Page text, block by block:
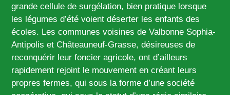
grande cellule de surgélation, bien pratique lorsque
les légumes d’été voient déserter les enfants des
écoles. Les communes voisines de Valbonne Sophia-
Antipolis et Châteauneuf-Grasse, désireuses de
reconquérir leur foncier agricole, ont d’ailleurs
rapidement rejoint le mouvement en créant leurs
propres fermes, qui sous la forme d’une société